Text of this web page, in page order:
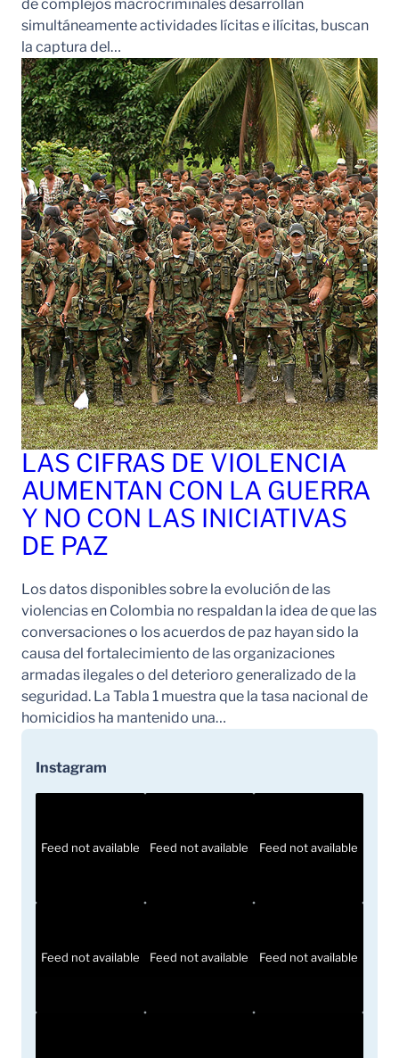
de complejos macrocriminales desarrollan
simultáneamente actividades lícitas e ilícitas, buscan
la captura del…
LAS CIFRAS DE VIOLENCIA
AUMENTAN CON LA GUERRA
Y NO CON LAS INICIATIVAS
DE PAZ
Los datos disponibles sobre la evolución de las
violencias en Colombia no respaldan la idea de que las
conversaciones o los acuerdos de paz hayan sido la
causa del fortalecimiento de las organizaciones
armadas ilegales o del deterioro generalizado de la
seguridad. La Tabla 1 muestra que la tasa nacional de
homicidios ha mantenido una…
Instagram
Feed not available Feed not available Feed not available
Feed not available Feed not available Feed not available